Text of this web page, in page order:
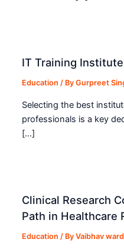
IT Training
Education / ByGurpreet
Selecting the best
professionals is a key
[…]
Clinical Research
Path in Healthcare
Education / ByVaibhav